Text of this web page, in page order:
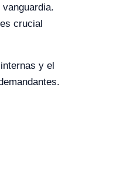
crucial
y el